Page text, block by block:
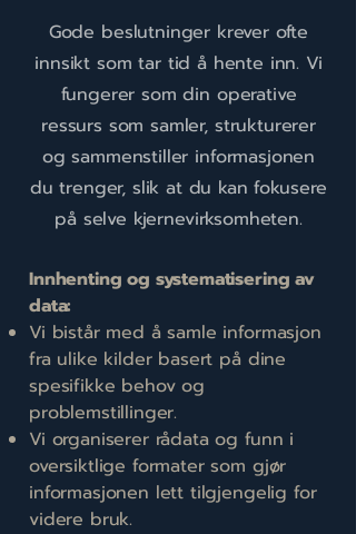
Gode beslutninger krever ofte
innsikt som tar tid å hente inn. Vi
fungerer som din operative
ressurs som samler, strukturerer
og sammenstiller informasjonen
du trenger, slik at du kan fokusere
på selve kjernevirksomheten.
Innhenting og systematisering av
data:
Vi bistår med å samle informasjon
fra ulike kilder basert på dine
spesifikke behov og
problemstillinger.
Vi organiserer rådata og funn i
oversiktlige formater som gjør
informasjonen lett tilgjengelig for
videre bruk.